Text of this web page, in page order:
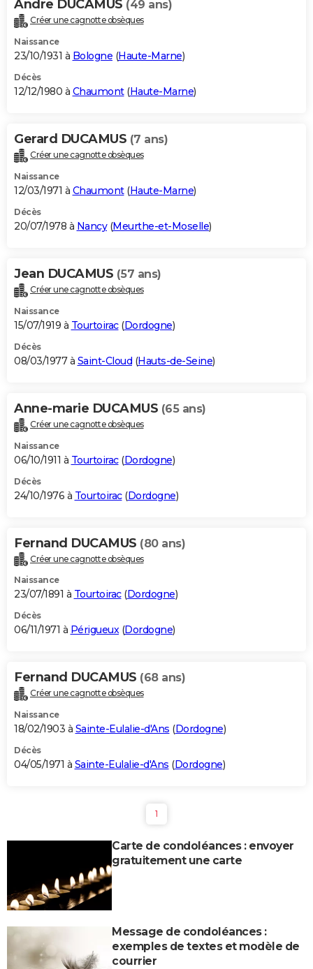
Andre DUCAMUS (49 ans)
Créer une cagnotte obsèques
Naissance
23/10/1931 à Bologne (Haute-Marne)
Décès
12/12/1980 à Chaumont(Haute-Marne)
Gerard DUCAMUS (7 ans)
Créer une cagnotte obsèques
Naissance
12/03/1971 à Chaumont(Haute-Marne)
Décès
20/07/1978 à Nancy(Meurthe-et-Moselle)
Jean DUCAMUS (57 ans)
Créer une cagnotte obsèques
Naissance
15/07/1919 à Tourtoirac(Dordogne)
Décès
08/03/1977 à Saint-Cloud (Hauts-de-Seine)
Anne-marie DUCAMUS (65 ans)
Créer une cagnotte obsèques
Naissance
06/10/1911 à Tourtoirac(Dordogne)
Décès
24/10/1976 à Tourtoirac(Dordogne)
Fernand DUCAMUS (80 ans)
Créer une cagnotte obsèques
Naissance
23/07/1891 à Tourtoirac(Dordogne)
Décès
06/11/1971 à Périgueux(Dordogne)
Fernand DUCAMUS (68 ans)
Créer une cagnotte obsèques
Naissance
18/02/1903 à Sainte-Eulalie-d'Ans (Dordogne)
Décès
04/05/1971 à Sainte-Eulalie-d'Ans (Dordogne)
1
Carte de condoléances : envoyer
gratuitement une carte
Message de condoléances :
exemples de textes et modèle de
courrier